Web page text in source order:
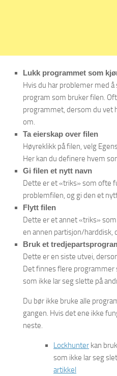
Lukk programmet som
Hvis du har problemer med
program som bruker filen.
programmet, dersom du vet
om.
Ta eierskap over filen
Høyreklikk på filen, velg
Her kan du definere hvem
Gi filen et nytt navn
Dette er et «triks» som ofte
problemfilen, og gi den et
Flytt filen
Dette er et annet «triks»
en annen partisjon/harddisk,
Bruk et
Dette er en siste utvei,
Det finnes flere programmer
som ikke lar seg slette på
Du bør ikke bruke alle
gangen. Hvis det ene ikke
neste.
Lockhunter kan
som ikke lar seg
artikkel